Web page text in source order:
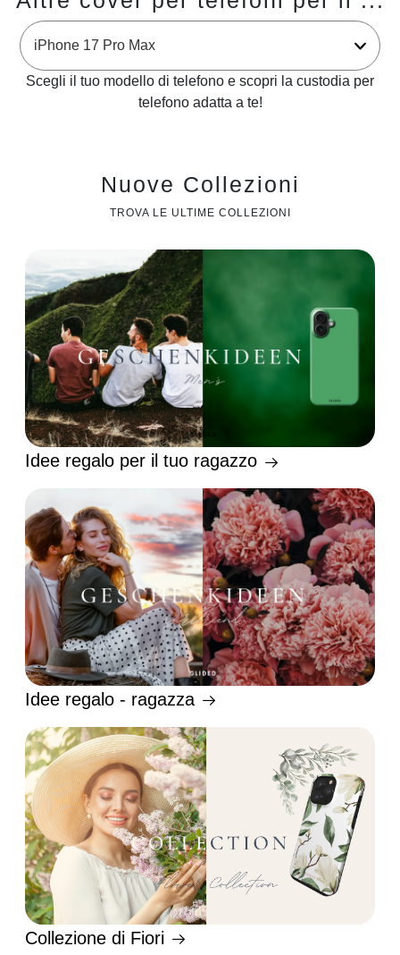
Scegli il tuo modello di telefono e scopri la custodia per
telefono adatta a te!
Nuove Collezioni
TROVA LE ULTIME COLLEZIONI
Idee regalo per il tuo ragazzo
Idee regalo - ragazza
Collezione di Fiori